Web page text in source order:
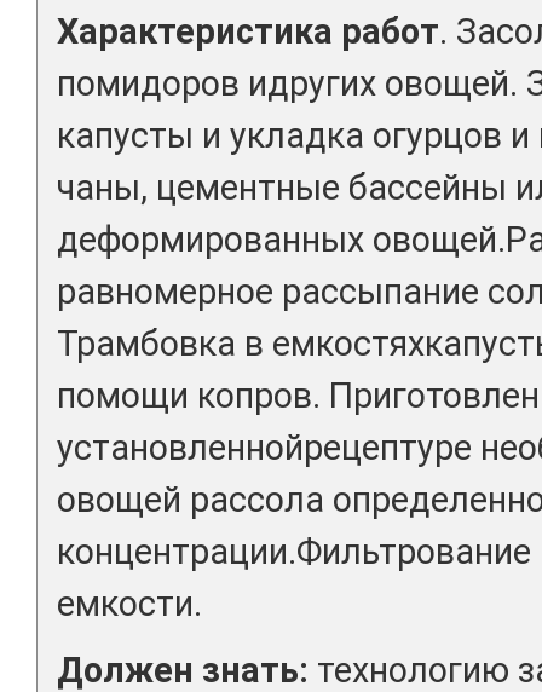
Характеристика работ.
помидоров идругих овощей.
капусты и укладка огурцов
чаны, цементные бассейны
деформированных
равномерное рассыпание
Трамбовка в
помощи копров.
установленнойрецептуре
овощей рассола
емкости.
Должен знать: технологию